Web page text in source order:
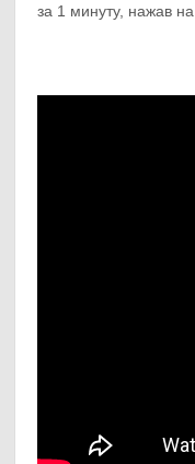
за 1 минуту, нажав на